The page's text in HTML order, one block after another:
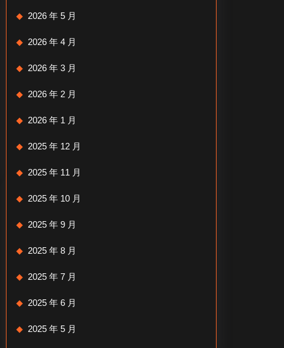
2026 年 5 月
2026 年 4 月
2026 年 3 月
2026 年 2 月
2026 年 1 月
2025 年 12 月
2025 年 11 月
2025 年 10 月
2025 年 9 月
2025 年 8 月
2025 年 7 月
2025 年 6 月
2025 年 5 月